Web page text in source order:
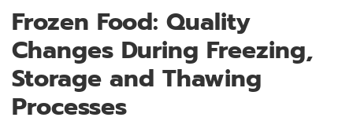
Frozen Food: Quality
Changes During Freezing,
Storage and Thawing
Processes